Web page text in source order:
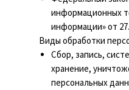
информационных
информации» от
Виды обработки
Сбор, запись,
хранение,
персональных